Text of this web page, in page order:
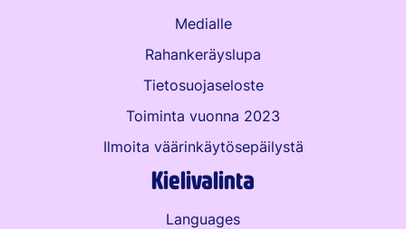
Medialle
Rahankeräyslupa
Tietosuojaseloste
Toiminta vuonna 2023
Ilmoita väärinkäytös­epäilystä
Kielivalinta
Languages